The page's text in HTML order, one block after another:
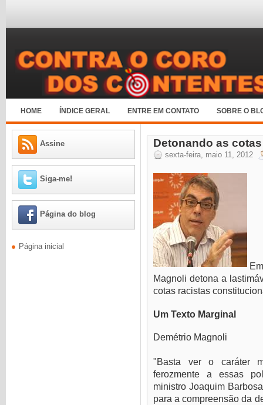
HOME ÍNDICE GERAL ENTRE EM CONTATO SOBRE O
Assine
Siga-me!
Página do blog
Página inicial
Detonando as
sexta-feira, maio 11, 2012
Magnoli detona a
cotas racistas
Um Texto Marginal
Demétrio Magnoli
"Basta ver o caráter
ferozmente a essas
ministro Joaquim
para a compreensão da